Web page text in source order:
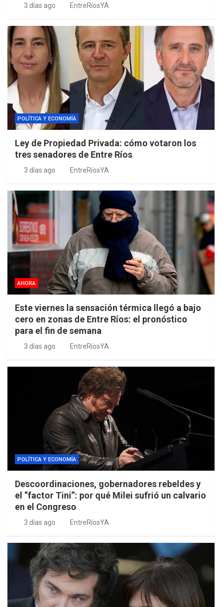
3 días ago EntreRíosYA
POLÍTICA Y ECONOMÍA
Ley de Propiedad Privada: cómo votaron los
tres senadores de Entre Ríos
3 días ago EntreRíosYA
AHORA
Este viernes la sensación térmica llegó a bajo
cero en zonas de Entre Ríos: el pronóstico
para el fin de semana
3 días ago EntreRíosYA
POLÍTICA Y ECONOMÍA
Descoordinaciones, gobernadores rebeldes y
el “factor Tini”: por qué Milei sufrió un calvario
en el Congreso
3 días ago EntreRíosYA